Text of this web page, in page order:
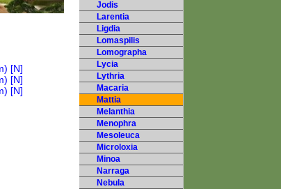
Jodis
Larentia
Ligdia
Lomaspilis
Lomographa
Lycia
Lythria
Macaria
Mattia
Melanthia
Menophra
Mesoleuca
Microloxia
Minoa
Narraga
Nebula